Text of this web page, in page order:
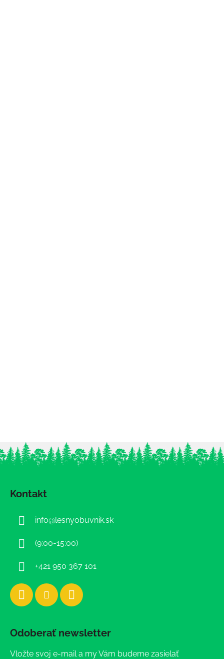
Kontakt
info@lesnyobuvnik.sk
(9:00-15:00)
+421 950 367 101
Odoberať newsletter
Vložte svoj e-mail a my Vám budeme zasielať